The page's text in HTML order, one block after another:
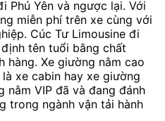
Phú Yên và ngược lại. Với
miễn phí trên xe cùng với
Cúc Tư Limousine đi
tên tuổi bằng chất
hàng. Xe giường nằm cao
xe cabin hay xe giường
nằm VIP đã và đang đánh
trong ngành vận tải hành